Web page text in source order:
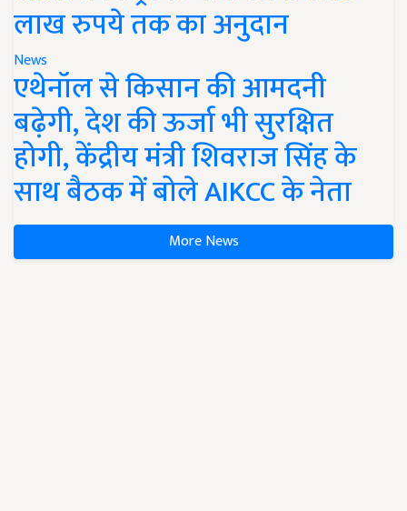
लाख रुपये तक का अनुदान
News
एथेनॉल से किसान की आमदनी
बढ़ेगी, देश की ऊर्जा भी सुरक्षित
होगी, केंद्रीय मंत्री शिवराज सिंह के
साथ बैठक में बोले AIKCC के नेता
More News